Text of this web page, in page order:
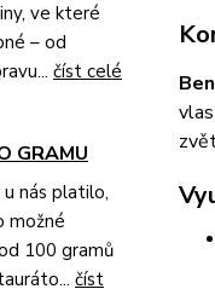
ve které
– od
číst celé
GRAMU
nás platilo,
možné
100 gramů
číst